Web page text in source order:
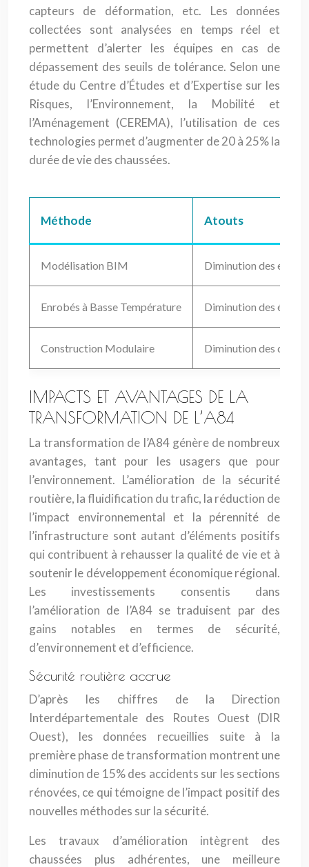
capteurs de déformation, etc. Les données
collectées sont analysées en temps réel et
permettent d’alerter les équipes en cas de
dépassement des seuils de tolérance. Selon une
étude du Centre d’Études et d’Expertise sur les
Risques, l’Environnement, la Mobilité et
l’Aménagement (CEREMA), l’utilisation de ces
technologies permet d’augmenter de 20 à 25% la
durée de vie des chaussées.
Méthode Atouts
Modélisation BIM Diminution des
Enrobés à Basse Température Diminution des
Construction Modulaire Diminution des
IMPACTS ET AVANTAGES DE LA
TRANSFORMATION DE L’A84
La transformation de l’A84 génère de nombreux
avantages, tant pour les usagers que pour
l’environnement. L’amélioration de la sécurité
routière, la fluidification du trafic, la réduction de
l’impact environnemental et la pérennité de
l’infrastructure sont autant d’éléments positifs
qui contribuent à rehausser la qualité de vie et à
soutenir le développement économique régional.
Les investissements consentis dans
l’amélioration de l’A84 se traduisent par des
gains notables en termes de sécurité,
d’environnement et d’efficience.
Sécurité routière accrue
D’après les chiffres de la Direction
Interdépartementale des Routes Ouest (DIR
Ouest), les données recueillies suite à la
première phase de transformation montrent une
diminution de 15% des accidents sur les sections
rénovées, ce qui témoigne de l’impact positif des
nouvelles méthodes sur la sécurité.
Les travaux d’amélioration intègrent des
chaussées plus adhérentes, une meilleure